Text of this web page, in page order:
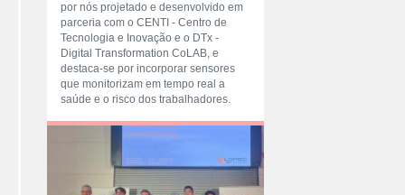
por nós projetado e desenvolvido em
parceria com o CENTI - Centro de
Tecnologia e Inovação e o DTx -
Digital Transformation CoLAB, e
destaca-se por incorporar sensores
que monitorizam em tempo real a
saúde e o risco dos trabalhadores.